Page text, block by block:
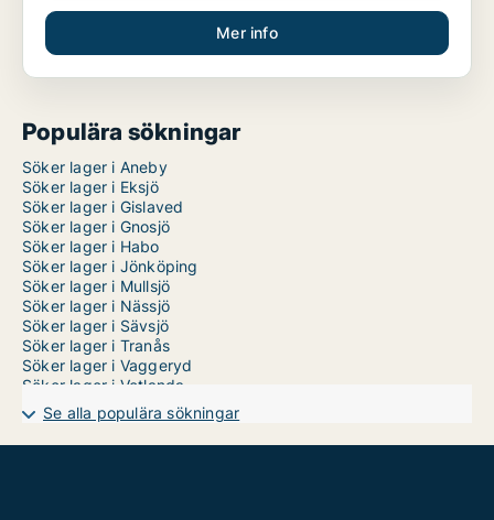
Mer info
Populära sökningar
Söker lager i Aneby
Söker lager i Eksjö
Söker lager i Gislaved
Söker lager i Gnosjö
Söker lager i Habo
Söker lager i Jönköping
Söker lager i Mullsjö
Söker lager i Nässjö
Söker lager i Sävsjö
Söker lager i Tranås
Söker lager i Vaggeryd
Söker lager i Vetlanda
Söker lager i Värnamo
Se alla populära sökningar